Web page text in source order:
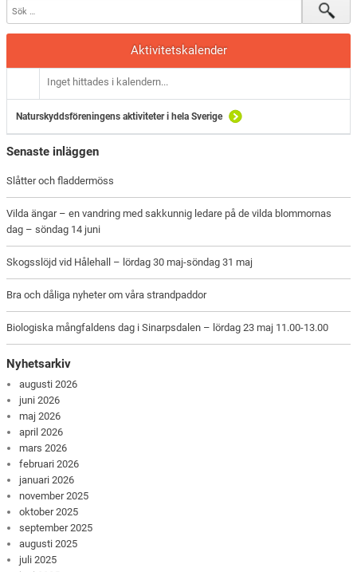
Aktivitetskalender
Inget hittades i kalendern...
Naturskyddsföreningens aktiviteter i hela Sverige
Senaste inläggen
Slåtter och fladdermöss
Vilda ängar – en vandring med sakkunnig ledare på de vilda blommornas
dag – söndag 14 juni
Skogsslöjd vid Hålehall – lördag 30 maj-söndag 31 maj
Bra och dåliga nyheter om våra strandpaddor
Biologiska mångfaldens dag i Sinarpsdalen – lördag 23 maj 11.00-13.00
Nyhetsarkiv
augusti 2026
juni 2026
maj 2026
april 2026
mars 2026
februari 2026
januari 2026
november 2025
oktober 2025
september 2025
augusti 2025
juli 2025